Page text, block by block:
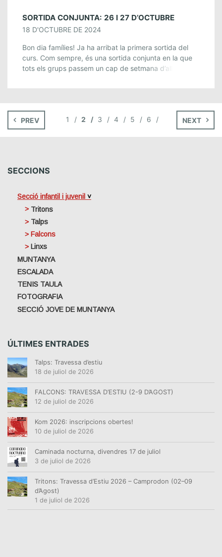
SORTIDA CONJUNTA: 26 I 27 D’OCTUBRE
18 D'OCTUBRE DE 2024
Bon dia famílies! Ja ha arribat la primera sortida del
curs. Com sempre, és una sortida conjunta en la que
tots els grups passem un cap de setmana d’allò més
PREV 1 2 3 4 5 6 NEXT
SECCIONS
Secció infantil i juvenil
Tritons
Talps
Falcons
Linxs
MUNTANYA
ESCALADA
TENIS TAULA
FOTOGRAFIA
SECCIÓ JOVE DE MUNTANYA
ÚLTIMES ENTRADES
Talps: Travessa d’estiu
18 de juliol de 2026
FALCONS: TRAVESSA D’ESTIU (2-9 D’AGOST)
12 de juliol de 2026
Kom 2026: inscripcions obertes!
10 de juliol de 2026
Caminada nocturna, divendres 17 de juliol
3 de juliol de 2026
Tritons: Travessa d’Estiu 2026 – Camprodon (02–09
d’Agost)
1 de juliol de 2026